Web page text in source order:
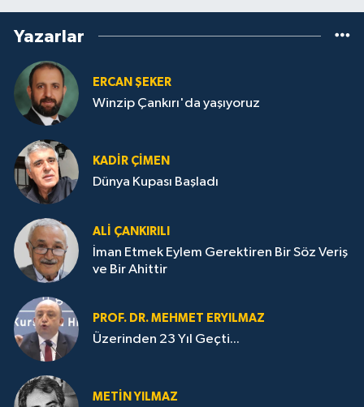
Yazarlar
ERCAN ŞEKER
Winzip Çankırı'da yaşıyoruz
KADIR ÇIMEN
Dünya Kupası Başladı
ALI ÇANKIRILI
İman Etmek Eylem Gerektiren Bir Söz Veriş
ve Bir Ahittir
PROF. DR. MEHMET ERYILMAZ
Üzerinden 23 Yıl Geçti...
METIN YILMAZ